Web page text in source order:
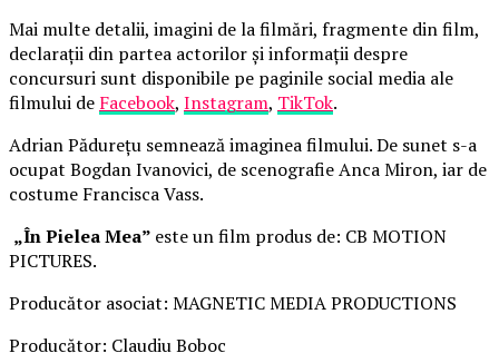
Mai multe detalii, imagini de la filmări, fragmente din film,
declarații din partea actorilor și informații despre
concursuri sunt disponibile pe paginile social media ale
filmului de Facebook, Instagram, TikTok.
Adrian Pădurețu semnează imaginea filmului. De sunet s-a
ocupat Bogdan Ivanovici, de scenografie Anca Miron, iar de
costume Francisca Vass.
„În Pielea Mea” este un film produs de: CB MOTION
PICTURES.
Producător asociat: MAGNETIC MEDIA PRODUCTIONS
Producător: Claudiu Boboc